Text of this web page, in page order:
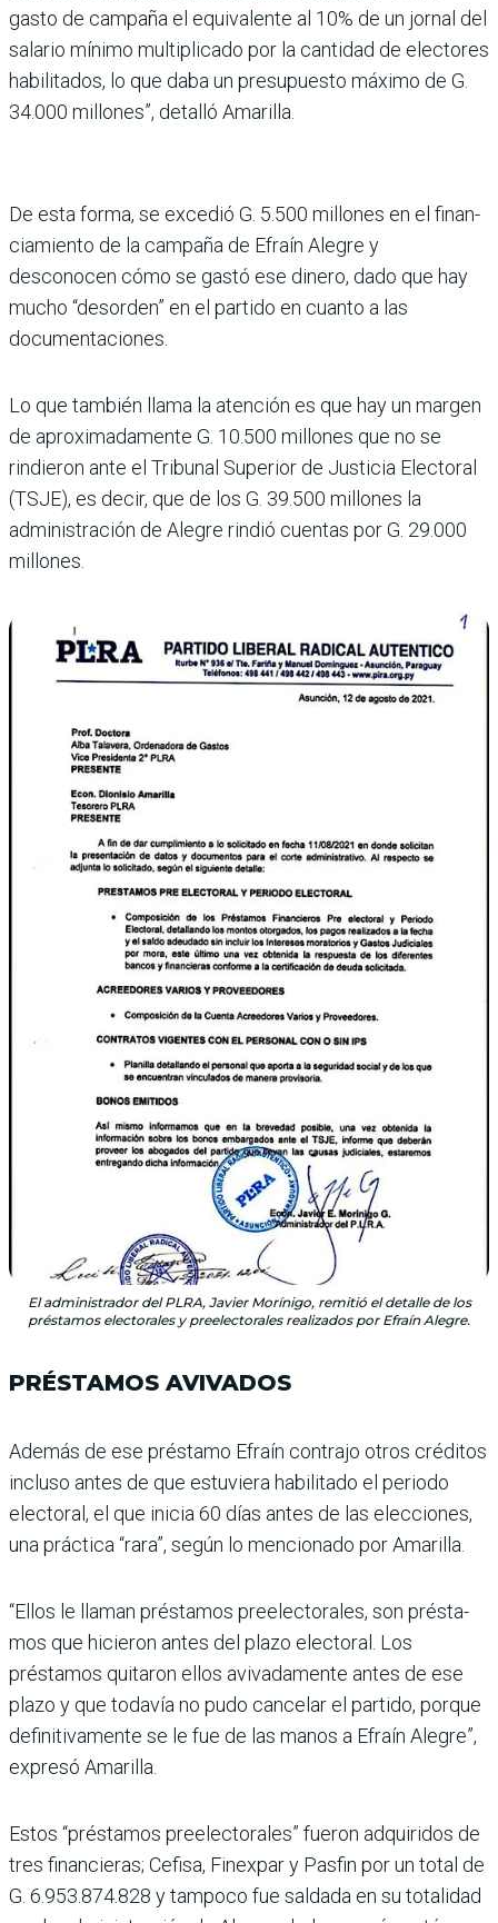
gasto de campaña el equivalente al 10% de un jornal del
salario mínimo multipli­cado por la cantidad de electores
habilitados, lo que daba un pre­supuesto máximo de G.
34.000 millones”, detalló Amarilla.
De esta forma, se excedió G. 5.500 millones en el finan­
ciamiento de la campaña de Efraín Alegre y
desconocen cómo se gastó ese dinero, dado que hay
mucho “desorden” en el partido en cuanto a las
documentaciones.
Lo que también llama la aten­ción es que hay un margen
de aproximadamente G. 10.500 millones que no se
rindieron ante el Tribunal Superior de Justicia Electoral
(TSJE), es decir, que de los G. 39.500 millo­nes la
administración de Alegre rindió cuentas por G. 29.000
millones.
El administrador del PLRA, Javier Morínigo, remitió el detalle de los
préstamos electorales y preelectorales realizados por Efraín Alegre.
PRÉSTAMOS AVIVADOS
Además de ese préstamo Efraín contrajo otros créditos
incluso antes de que estuviera habilitado el periodo
electo­ral, el que inicia 60 días antes de las elecciones,
una práctica “rara”, según lo mencionado por Amarilla.
“Ellos le llaman préstamos preelectorales, son présta­
mos que hicieron antes del plazo electoral. Los
préstamos quitaron ellos avivadamente antes de ese
plazo y que toda­vía no pudo cancelar el partido, porque
definitivamente se le fue de las manos a Efraín Ale­gre”,
expresó Amarilla.
Estos “préstamos preelectora­les” fueron adquiridos de
tres financieras; Cefisa, Finex­par y Pasfin por un total de
G. 6.953.874.828 y tampoco fue saldada en su totalidad